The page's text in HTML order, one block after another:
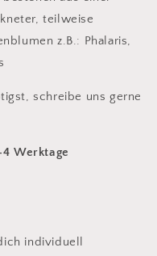
teilweise
z.B.: Phalaris,
schreibe uns gerne
Werktage
individuell